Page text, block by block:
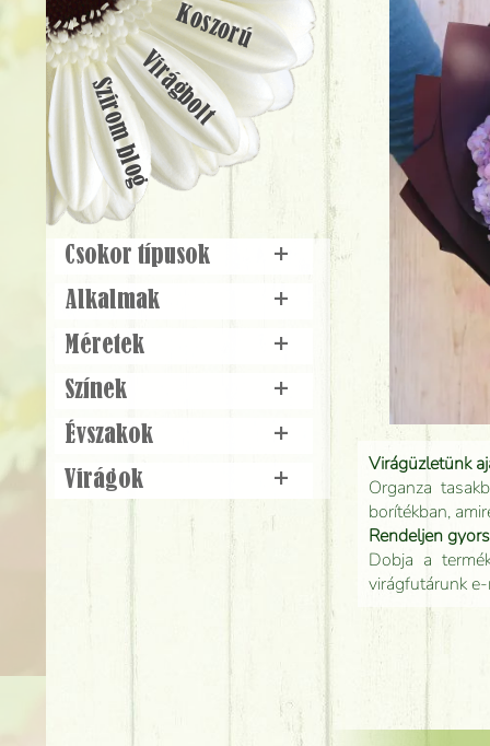
Virágüzletünk
Organza
borítékban,
Rendeljen
Dobja a
virágfutárunk
Koszorú
Virágbolt
Szirom blog
Csokor típusok
+
Alkalmak
+
Méretek
+
Színek
+
Évszakok
+
Virágok
+